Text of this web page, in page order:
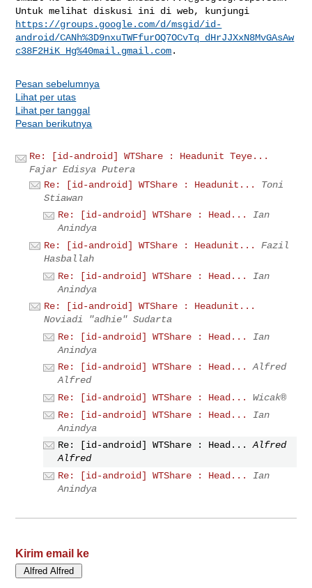
https://groups.google.com/d/msgid/id-
android/CANh%3D9nxuTWFfurOQ7OCvTq_dHrJJXxN8MvGAsAw
c38F2HiK_Hg%40mail.gmail.com
Pesan sebelumnya
Lihat per utas
Lihat per tanggal
Pesan berikutnya
Re: [id-android] WTShare : Headunit Teye...
Fajar Edisya Putera
Re: [id-android] WTShare : Headunit...
Toni
Stiawan
Re: [id-android] WTShare : Head...
Ian
Anindya
Re: [id-android] WTShare : Headunit...
Fazil
Hasballah
Re: [id-android] WTShare : Head...
Ian
Anindya
Re: [id-android] WTShare : Headunit...
Noviadi "adhie" Sudarta
Re: [id-android] WTShare : Head...
Ian
Anindya
Re: [id-android] WTShare : Head...
Alfred
Alfred
Re: [id-android] WTShare : Head...
Wicak®
Re: [id-android] WTShare : Head...
Ian
Anindya
Re: [id-android] WTShare : Head...
Alfred
Alfred
Re: [id-android] WTShare : Head...
Ian
Anindya
Kirim email ke